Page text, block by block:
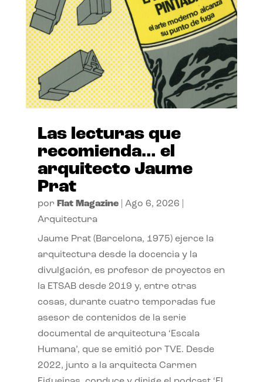
Las lecturas que
recomienda… el
arquitecto Jaume
Prat
por Flat Magazine| Ago 6, 2026
Arquitectura
Jaume Prat (Barcelona, 1975) ejerce la
arquitectura desde la docencia y la
divulgación, es profesor de proyectos en
la ETSAB desde 2019 y, entre otras
cosas, durante cuatro temporadas fue
asesor de contenidos de la serie
documental de arquitectura ‘Escala
Humana’, que se emitió por TVE. Desde
2022, junto a la arquitecta Carmen